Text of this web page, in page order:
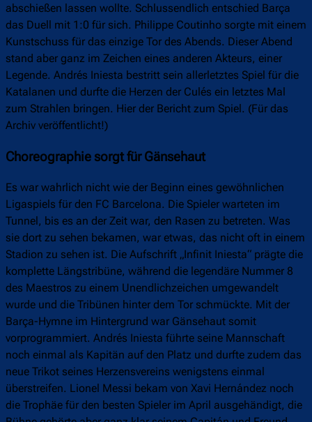
abschießen lassen wollte. Schlussendlich entschied Barça
das Duell mit 1:0 für sich. Philippe Coutinho sorgte mit einem
Kunstschuss für das einzige Tor des Abends. Dieser Abend
stand aber ganz im Zeichen eines anderen Akteurs, einer
Legende. Andrés Iniesta bestritt sein allerletztes Spiel für die
Katalanen und durfte die Herzen der Culés ein letztes Mal
zum Strahlen bringen. Hier der Bericht zum Spiel. (Für das
Archiv veröffentlicht!)
Choreographie sorgt für Gänsehaut
Es war wahrlich nicht wie der Beginn eines gewöhnlichen
Ligaspiels für den FC Barcelona. Die Spieler warteten im
Tunnel, bis es an der Zeit war, den Rasen zu betreten. Was
sie dort zu sehen bekamen, war etwas, das nicht oft in einem
Stadion zu sehen ist. Die Aufschrift „Infinit Iniesta“ prägte die
komplette Längstribüne, während die legendäre Nummer 8
des Maestros zu einem Unendlichzeichen umgewandelt
wurde und die Tribünen hinter dem Tor schmückte. Mit der
Barça-Hymne im Hintergrund war Gänsehaut somit
vorprogrammiert. Andrés Iniesta führte seine Mannschaft
noch einmal als Kapitän auf den Platz und durfte zudem das
neue Trikot seines Herzensvereins wenigstens einmal
überstreifen. Lionel Messi bekam von Xavi Hernández noch
die Trophäe für den besten Spieler im April ausgehändigt, die